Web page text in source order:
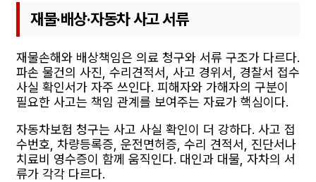
재물·배상·자동차 사고 서류
재물손해와 배상책임은 의료 청구와 서류 구조가 다르다.
파손 물건의 사진, 수리견적서, 사고 경위서, 경찰서 접수
사실 확인서가 자주 쓰인다. 피해자와 가해자의 구분이
필요한 사고는 책임 관계를 보여주는 자료가 핵심이다.
자동차보험 청구는 사고 사실 확인이 더 강하다. 사고 접
수번호, 차량등록증, 운전면허증, 수리 견적서, 진단서나
치료비 영수증이 함께 움직인다. 대인과 대물, 자차의 서
류가 각각 다르다.